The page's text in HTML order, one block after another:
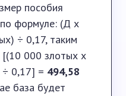
пособия
по формуле: (Д x
÷ 0,17, таким
[(10 000 злотых x
÷ 0,17] = 494,58
база будет